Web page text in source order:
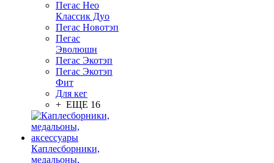
Пегас Нео
Классик Дуо
Пегас Новотэп
Пегас
Эволюшн
Пегас Экотэп
Пегас Экотэп
Фит
Для кег
+ ЕЩЕ 16
Каплесборники,
медальоны,